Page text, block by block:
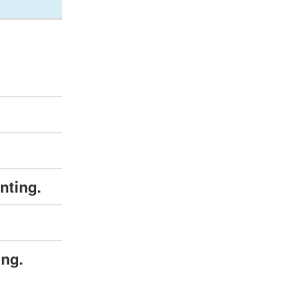
.genting مجموعة بيانات مفصلة (التحديث اليومي)
.genting مجموعة بيانات مفصلة موسعة (كامل)